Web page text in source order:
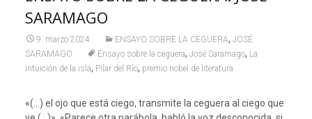
SARAMAGO
9. marzo 2024 ENSAYO SOBRE LA CEGUERA, JOSÉ
SARAMAGO
Ensayo sobre la ceguera, José Saramago, La
intuición de la isla, Pilar del Río, premio nobel de literatura
«(…) el ojo que está ciego, transmite la ceguera al ciego que